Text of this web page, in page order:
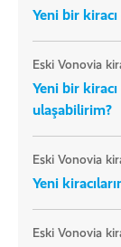
Yeni bir
Eski Vonovia
Yeni bir
ulaşabilirim?
Eski Vonovia
Yeni
Eski Vonovia